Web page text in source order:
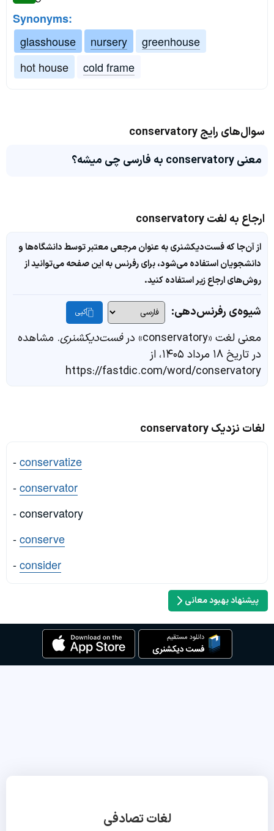
Synonyms:
glasshouse
nursery
greenhouse
hot house
cold frame
سوال‌های رایج conservatory
معنی conservatory به فارسی چی میشه؟
ارجاع به لغت conservatory
از آن‌جا که فست‌دیکشنری به عنوان مرجعی معتبر توسط دانشگاه‌ها و
دانشجویان استفاده می‌شود، برای رفرنس به این صفحه می‌توانید از
روش‌های ارجاع زیر استفاده کنید.
شیوه‌ی رفرنس‌دهی: کپی
معنی لغت «conservatory» در فست‌دیکشنری. مشاهده
در تاریخ ۱۸ مرداد ۱۴۰۵، از
https://fastdic.com/word/conservatory
لغات نزدیک conservatory
-conservatize
-conservator
- conservatory
-conserve
-consider
پیشنهاد بهبود معانی
لغات تصادفی